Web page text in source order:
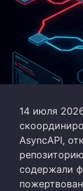
14 июля
AsyncAPI,
содержали